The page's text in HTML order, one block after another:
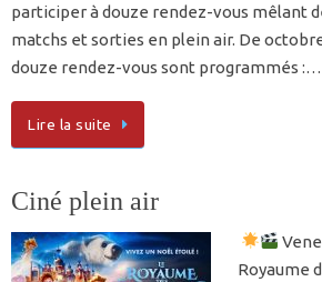
participer à douze rendez-vous mêlant
matchs et sorties en plein air. De
douze rendez-vous sont programmés :…
Lire la suite
Ciné plein air
Royaume